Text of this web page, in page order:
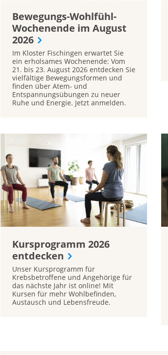
Bewegungs-Wohlfühl-
Wochenende im August
2026
Im Kloster Fischingen erwartet Sie
ein erholsames Wochenende: Vom
21. bis 23. August 2026 entdecken Sie
vielfältige Bewegungsformen und
finden über Atem- und
Entspannungsübungen zu neuer
Ruhe und Energie. Jetzt anmelden.
Kursprogramm 2026
entdecken
Unser Kursprogramm für
Krebsbetroffene und Angehörige für
das nächste Jahr ist online! Mit
Kursen für mehr Wohlbefinden,
Austausch und Lebensfreude.